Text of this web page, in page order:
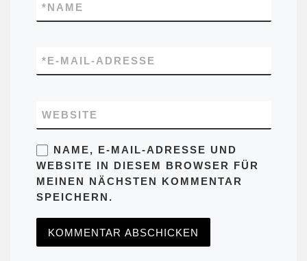
NAME
*
E-MAIL-ADRESSE
*
WEBSITE
NAME, E-MAIL-ADRESSE UND
WEBSITE IN DIESEM BROWSER FÜR
MEINEN NÄCHSTEN KOMMENTAR
SPEICHERN.